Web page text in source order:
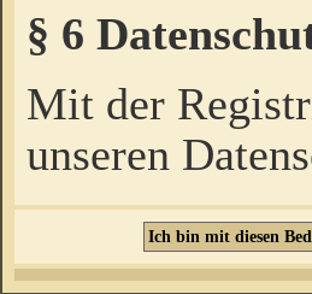
§ 6
Mit der
unseren